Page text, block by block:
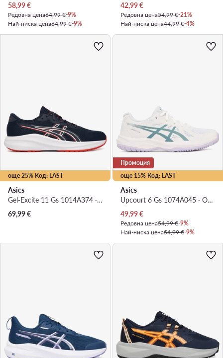
Актуална цена
58,99€
Редовна цена64,99 €-9%
Най-ниска цена64,99 €-9%
Актуална цена
42,99€
Редовна цена54,99 €-21%
Най-ниска цена44,99 €-4%
още 25% Код: LAST
Asics
Gel-Excite 11 Gs 1014A374 · Маратонки за бягане
69,99€
още 15% Код: LAST
Промоция
Asics
Upcourt 6 Gs 1074A045 · Обувки за зала
Актуална цена
49,99€
Редовна цена54,99 €-9%
Най-ниска цена54,99 €-9%